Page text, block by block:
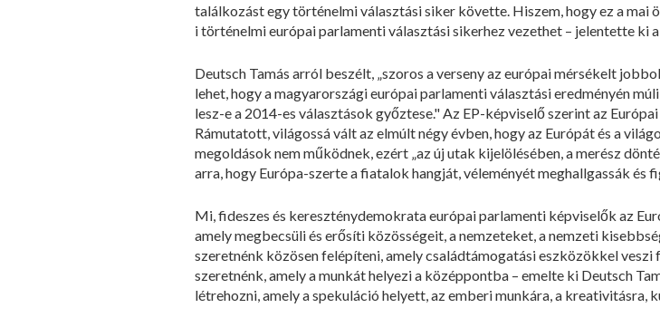
találkozást egy történelmi választási siker követte. Hiszem, hogy ez a mai
i történelmi európai parlamenti választási sikerhez vezethet – jelentette ki
Deutsch Tamás arról beszélt, „szoros a verseny az európai mérsékelt
lehet, hogy a magyarországi európai parlamenti választási eredményén
lesz-e a 2014-es választások győztese." Az EP-képviselő szerint az
Rámutatott, világossá vált az elmúlt négy évben, hogy az Európát és a
megoldások nem működnek, ezért „az új utak kijelölésében, a merész
arra, hogy Európa-szerte a fiatalok hangját, véleményét meghallgassák és
Mi, fideszes és kereszténydemokrata európai parlamenti képviselők az
amely megbecsüli és erősíti közösségeit, a nemzeteket, a nemzeti
szeretnénk közösen felépíteni, amely családtámogatási eszközökkel veszi
szeretnénk, amely a munkát helyezi a középpontba – emelte ki Deutsch
létrehozni, amely a spekuláció helyett, az emberi munkára, a kreativitásra,